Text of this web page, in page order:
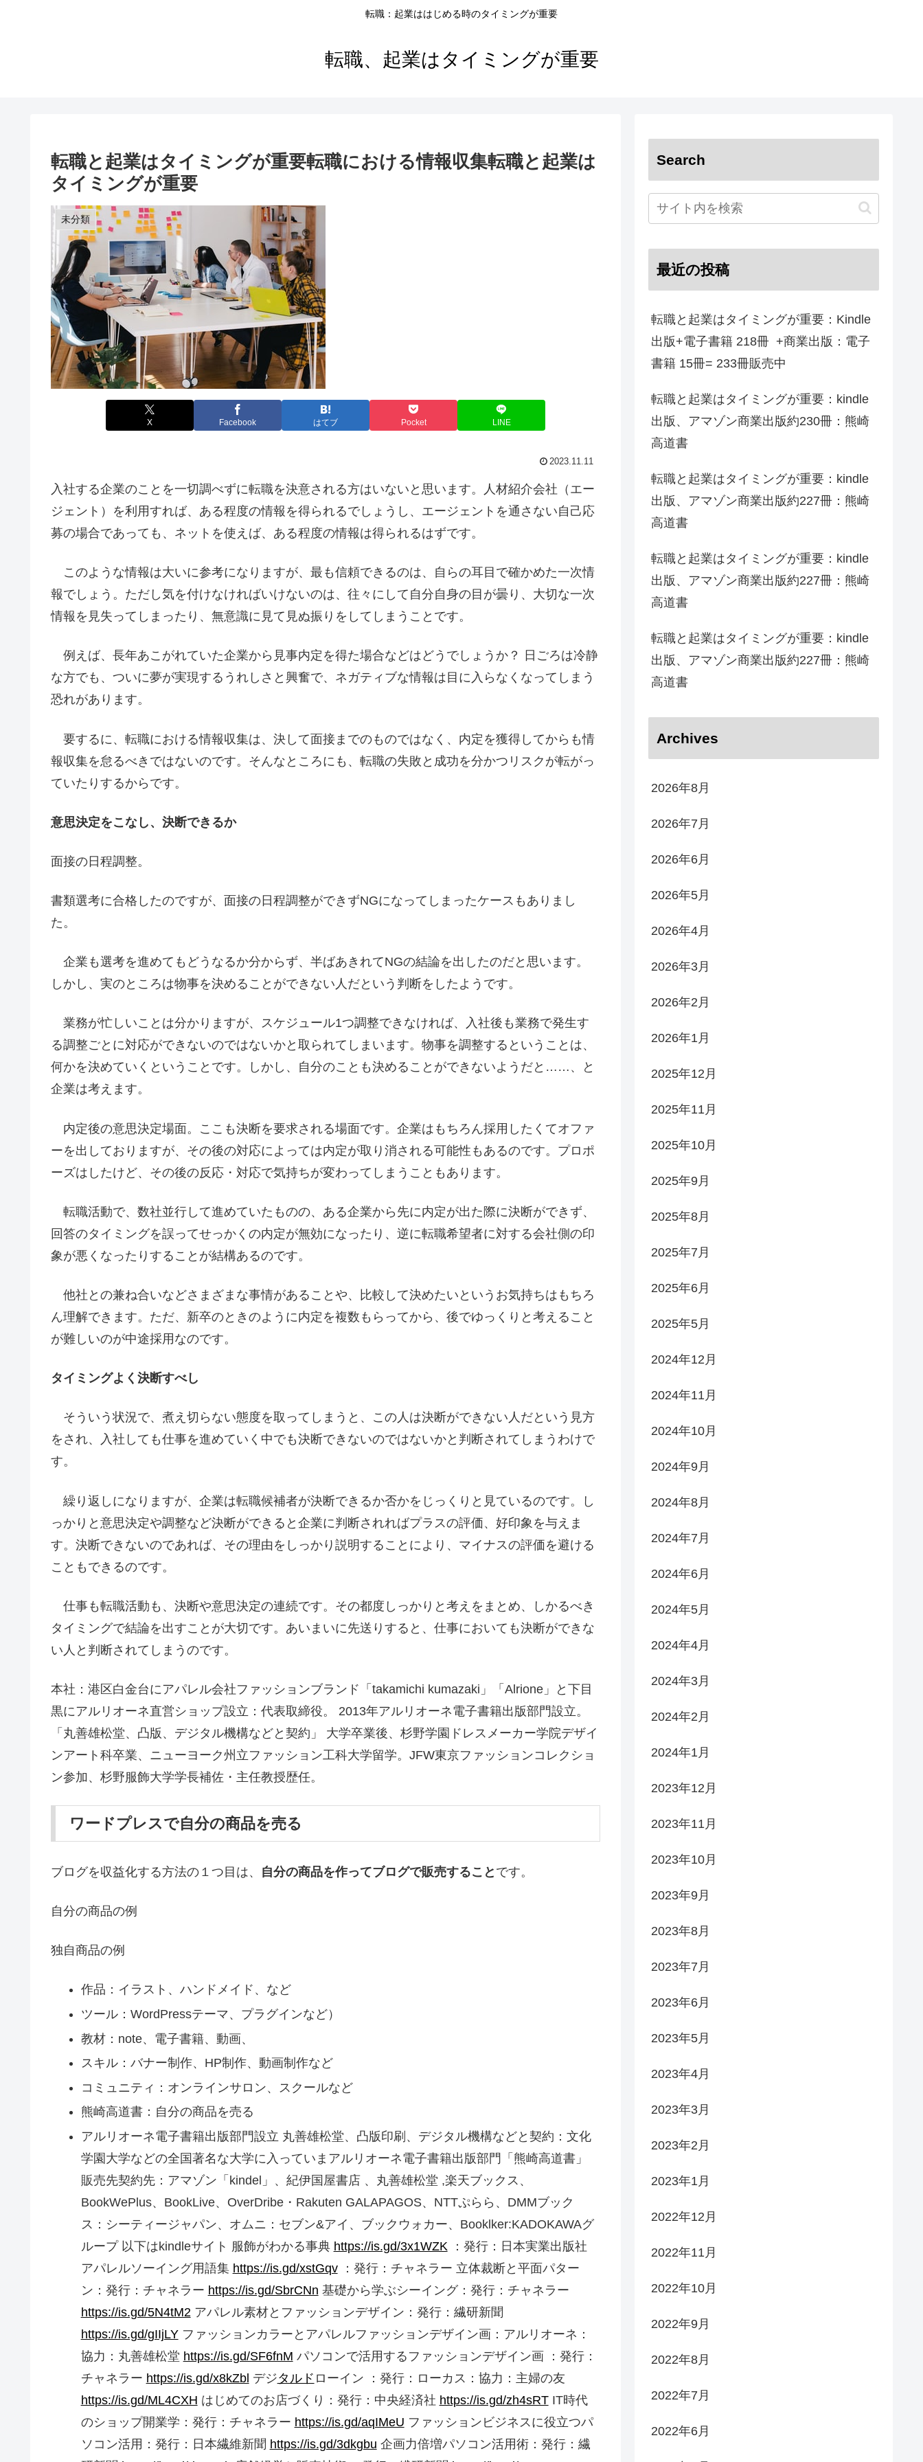
転職：起業ははじめる時のタイミングが重要
転職、起業はタイミングが重要
転職と起業はタイミングが重要転職における情報収集転職と起業は
タイミングが重要
未分類
X Facebook はてブ Pocket LINE
2023.11.11
入社する企業のことを一切調べずに転職を決意される方はいないと思います。人材紹介会社（エー
ジェント）を利用すれば、ある程度の情報を得られるでしょうし、エージェントを通さない自己応
募の場合であっても、ネットを使えば、ある程度の情報は得られるはずです。
このような情報は大いに参考になりますが、最も信頼できるのは、自らの耳目で確かめた一次情
報でしょう。ただし気を付けなければいけないのは、往々にして自分自身の目が曇り、大切な一次
情報を見失ってしまったり、無意識に見て見ぬ振りをしてしまうことです。
例えば、長年あこがれていた企業から見事内定を得た場合などはどうでしょうか？ 日ごろは冷静
な方でも、ついに夢が実現するうれしさと興奮で、ネガティブな情報は目に入らなくなってしまう
恐れがあります。
要するに、転職における情報収集は、決して面接までのものではなく、内定を獲得してからも情
報収集を怠るべきではないのです。そんなところにも、転職の失敗と成功を分かつリスクが転がっ
ていたりするからです。
意思決定をこなし、決断できるか
面接の日程調整。
書類選考に合格したのですが、面接の日程調整ができずNGになってしまったケースもありまし
た。
企業も選考を進めてもどうなるか分からず、半ばあきれてNGの結論を出したのだと思います。
しかし、実のところは物事を決めることができない人だという判断をしたようです。
業務が忙しいことは分かりますが、スケジュール1つ調整できなければ、入社後も業務で発生す
る調整ごとに対応ができないのではないかと取られてしまいます。物事を調整するということは、
何かを決めていくということです。しかし、自分のことも決めることができないようだと……、と
企業は考えます。
内定後の意思決定場面。ここも決断を要求される場面です。企業はもちろん採用したくてオファ
ーを出しておりますが、その後の対応によっては内定が取り消される可能性もあるのです。プロポ
ーズはしたけど、その後の反応・対応で気持ちが変わってしまうこともあります。
転職活動で、数社並行して進めていたものの、ある企業から先に内定が出た際に決断ができず、
回答のタイミングを誤ってせっかくの内定が無効になったり、逆に転職希望者に対する会社側の印
象が悪くなったりすることが結構あるのです。
他社との兼ね合いなどさまざまな事情があることや、比較して決めたいというお気持ちはもちろ
ん理解できます。ただ、新卒のときのように内定を複数もらってから、後でゆっくりと考えること
が難しいのが中途採用なのです。
タイミングよく決断すべし
そういう状況で、煮え切らない態度を取ってしまうと、この人は決断ができない人だという見方
をされ、入社しても仕事を進めていく中でも決断できないのではないかと判断されてしまうわけで
す。
繰り返しになりますが、企業は転職候補者が決断できるか否かをじっくりと見ているのです。し
っかりと意思決定や調整など決断ができると企業に判断されればプラスの評価、好印象を与えま
す。決断できないのであれば、その理由をしっかり説明することにより、マイナスの評価を避ける
こともできるのです。
仕事も転職活動も、決断や意思決定の連続です。その都度しっかりと考えをまとめ、しかるべき
タイミングで結論を出すことが大切です。あいまいに先送りすると、仕事においても決断ができな
い人と判断されてしまうのです。
本社：港区白金台にアパレル会社ファッションブランド「takamichi kumazaki」「Alrione」と下目
黒にアルリオーネ直営ショップ設立：代表取締役。 2013年アルリオーネ電子書籍出版部門設立。
「丸善雄松堂、凸版、デジタル機構などと契約」 大学卒業後、杉野学園ドレスメーカー学院デザイ
ンアート科卒業、ニューヨーク州立ファッション工科大学留学。JFW東京ファッションコレクショ
ン参加、杉野服飾大学学長補佐・主任教授歴任。
ワードプレスで自分の商品を売る
ブログを収益化する方法の１つ目は、 自分の商品を作ってブログで販売すること です。
自分の商品の例
独自商品の例
作品：イラスト、ハンドメイド、など
ツール：WordPressテーマ、プラグインなど）
教材：note、電子書籍、動画、
スキル：バナー制作、HP制作、動画制作など
コミュニティ：オンラインサロン、スクールなど
熊崎高道書：自分の商品を売る
アルリオーネ電子書籍出版部門設立 丸善雄松堂、凸版印刷、デジタル機構などと契約：文化
学園大学などの全国著名な大学に入っていまアルリオーネ電子書籍出版部門「熊崎高道書」
販売先契約先：アマゾン「kindel」、紀伊国屋書店 、丸善雄松堂 ,楽天ブックス、
BookWePlus、BookLive、OverDribe・Rakuten GALAPAGOS、NTTぷらら、DMMブック
ス：シーティージャパン、オムニ：セブン&アイ、ブックウォカー、Booklker:KADOKAWAグ
ループ 以下はkindleサイト 服飾がわかる事典 https://is.gd/3x1WZK：発行：日本実業出版社
アパレルソーイング用語集 https://is.gd/xstGqv：発行：チャネラー 立体裁断と平面パター
ン：発行：チャネラー https://is.gd/SbrCNn 基礎から学ぶシーイング：発行：チャネラー
https://is.gd/5N4tM2アパレル素材とファッションデザイン：発行：繊研新聞
https://is.gd/gIIjLYファッションカラーとアパレルファッションデザイン画：アルリオーネ：
協力：丸善雄松堂 https://is.gd/SF6fnM パソコンで活用するファッションデザイン画 ：発行：
チャネラー https://is.gd/x8kZbl デジタルド ローイン ：発行：ローカス：協力：主婦の友
https://is.gd/ML4CXH はじめてのお店づくり：発行：中央経済社 https://is.gd/zh4sRTIT時代
のショップ開業学：発行：チャネラー https://is.gd/aqIMeU ファッションビジネスに役立つパ
ソコン活用：発行：日本繊維新聞 https://is.gd/3dkgbu 企画力倍増パソコン活用術：発行：繊
Search
最近の投稿
転職と起業はタイミングが重要：Kindle
出版+電子書籍 218冊 +商業出版：電子
書籍 15冊= 233冊販売中
転職と起業はタイミングが重要：kindle
出版、アマゾン商業出版約230冊：熊崎
高道書
転職と起業はタイミングが重要：kindle
出版、アマゾン商業出版約227冊：熊崎
高道書
転職と起業はタイミングが重要：kindle
出版、アマゾン商業出版約227冊：熊崎
高道書
転職と起業はタイミングが重要：kindle
出版、アマゾン商業出版約227冊：熊崎
高道書
Archives
2026年8月
2026年7月
2026年6月
2026年5月
2026年4月
2026年3月
2026年2月
2026年1月
2025年12月
2025年11月
2025年10月
2025年9月
2025年8月
2025年7月
2025年6月
2025年5月
2024年12月
2024年11月
2024年10月
2024年9月
2024年8月
2024年7月
2024年6月
2024年5月
2024年4月
2024年3月
2024年2月
2024年1月
2023年12月
2023年11月
2023年10月
2023年9月
2023年8月
2023年7月
2023年6月
2023年5月
2023年4月
2023年3月
2023年2月
2023年1月
2022年12月
2022年11月
2022年10月
2022年9月
2022年8月
2022年7月
2022年6月